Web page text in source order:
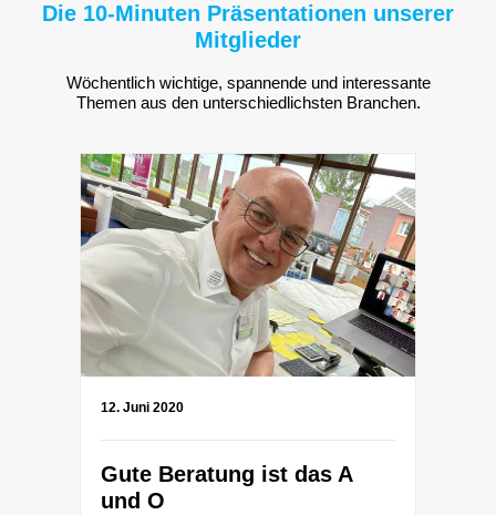
Die 10-Minuten Präsentationen unserer
Mitglieder
Wöchentlich wichtige, spannende und interessante
Themen aus den unterschiedlichsten Branchen.
12. Juni 2020
Gute Beratung ist das A
und O